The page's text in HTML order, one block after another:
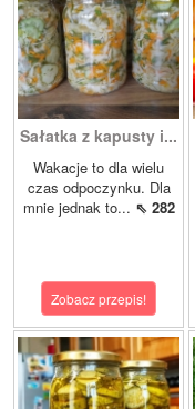
Sałatka z kapusty i...
Wakacje to dla wielu
czas odpoczynku. Dla
mnie jednak to... ⇖ 282
Zobacz przepis!